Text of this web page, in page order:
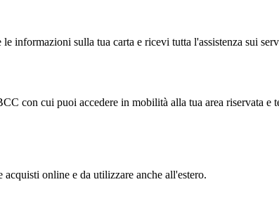
informazioni sulla tua carta e ricevi tutta l'assistenza sui
con cui puoi accedere in mobilità alla tua area riservata
online e da utilizzare anche all'estero.